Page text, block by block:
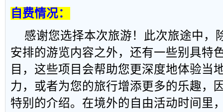
自费情况：
感谢您选择本次旅游！此次旅途中，
安排的游览内容之外，还有一些别具特
目，这些项目会帮助您更深度地体验当
力，或者为您的旅行增添更多的乐趣，
特别的介绍。在境外的自由活动时间里